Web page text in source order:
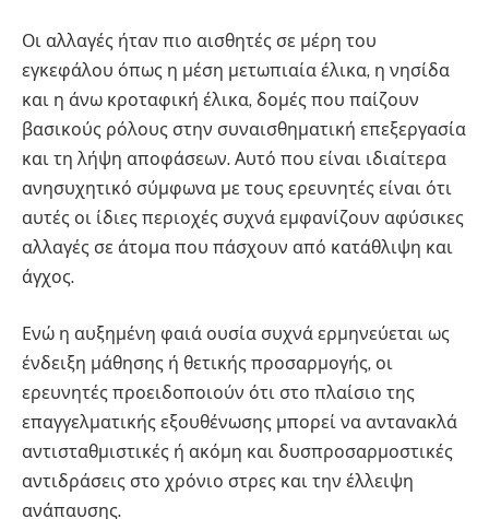
Οι αλλαγές ήταν πιο αισθητές σε μέρη του
εγκεφάλου όπως η μέση μετωπιαία έλικα, η νησίδα
και η άνω κροταφική έλικα, δομές που παίζουν
βασικούς ρόλους στην συναισθηματική επεξεργασία
και τη λήψη αποφάσεων. Αυτό που είναι ιδιαίτερα
ανησυχητικό σύμφωνα με τους ερευνητές είναι ότι
αυτές οι ίδιες περιοχές συχνά εμφανίζουν αφύσικες
αλλαγές σε άτομα που πάσχουν από κατάθλιψη και
άγχος.
Ενώ η αυξημένη φαιά ουσία συχνά ερμηνεύεται ως
ένδειξη μάθησης ή θετικής προσαρμογής, οι
ερευνητές προειδοποιούν ότι στο πλαίσιο της
επαγγελματικής εξουθένωσης μπορεί να αντανακλά
αντισταθμιστικές ή ακόμη και δυσπροσαρμοστικές
αντιδράσεις στο χρόνιο στρες και την έλλειψη
ανάπαυσης.